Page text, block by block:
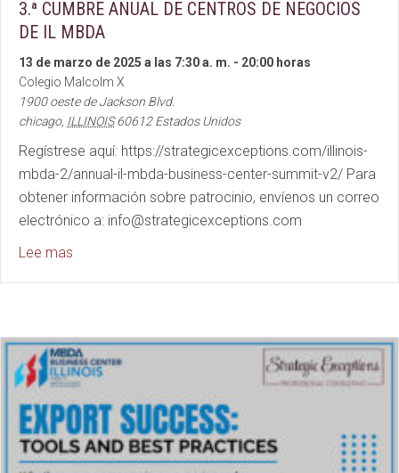
3.ª CUMBRE ANUAL DE CENTROS DE NEGOCIOS
DE IL MBDA
13 de marzo de 2025 a las 7:30 a. m. - 20:00 horas
Colegio Malcolm X
1900 oeste de Jackson Blvd.
chicago, ILLINOIS 60612 Estados Unidos
Regístrese aquí: https://strategicexceptions.com/illinois-
mbda-2/annual-il-mbda-business-center-summit-v2/ Para
obtener información sobre patrocinio, envíenos un correo
electrónico a: info@strategicexceptions.com
Lee mas